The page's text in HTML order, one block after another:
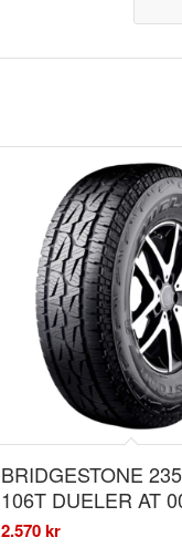
BRIDGESTONE
106T DUELER AT
2.570kr